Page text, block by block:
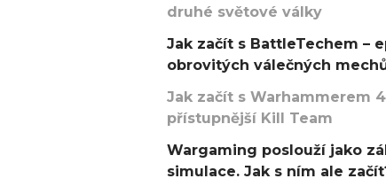
druhé světové války
Jak začít s BattleTechem –
obrovitých válečných
Jak začít s Warhammerem
přístupnější Kill Team
Wargaming poslouží jako
simulace. Jak s ním ale